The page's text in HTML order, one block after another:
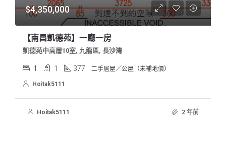
$4,350,000
【南昌凱德苑】一廳一房
凱德苑中高層10室, 九龍區, 長沙灣
1 1 377 二手居屋／公屋（未補地價）
Hoitak5111
Hoitak5111 2 年前